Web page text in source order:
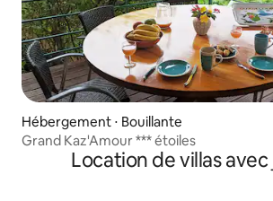
Hébergement ⋅ Bouillante
Grand Kaz'Amour *** étoiles
Location de villas avec